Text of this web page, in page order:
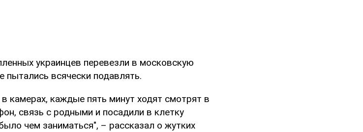
украинцев перевезли в московскую
пытались всячески подавлять.
камерах, каждые пять минут ходят смотрят в
связь с родными и посадили в клетку
чем заниматься", – рассказал о жутких